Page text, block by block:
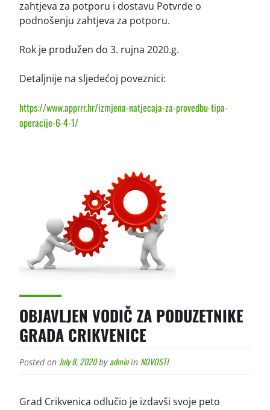
zahtjeva za potporu i dostavu Potvrde o
podnošenju zahtjeva za potporu.
Rok je produžen do 3. rujna 2020.g.
Detaljnije na sljedećoj poveznici:
https://www.apprrr.hr/izmjena-natjecaja-za-provedbu-tipa-
operacije-6-4-1/
OBJAVLJEN VODIČ ZA PODUZETNIKE
GRADA CRIKVENICE
Posted on July 8, 2020 by admin in NOVOSTI
Grad Crikvenica odlučio je izdavši svoje peto